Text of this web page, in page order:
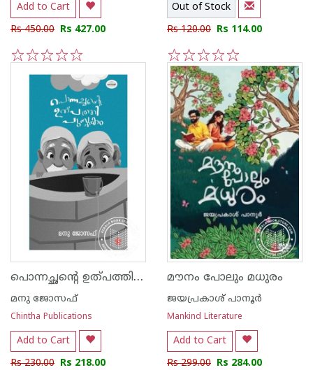
Add to Cart
Rs 450.00 Rs 427.00
Out of Stock
Rs 120.00 Rs 114.00
5
4
3
2
1
പൊന്നച്ഛന്റെ ഉത്പത്തി പുസ്തകം
മനു ജോസഫ്
Chintha Publications
Add to Cart
Rs 230.00 Rs 218.00
മൗനം പോലും മധുരം
ജയപ്രകാശ് പാനൂര്‍
Mankind Literature
Add to Cart
Rs 299.00 Rs 284.00